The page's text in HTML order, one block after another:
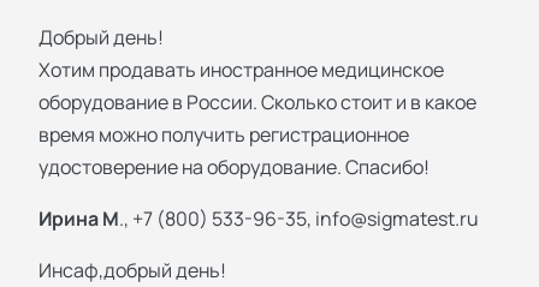
Добрый день!
Хотим продавать иностранное медицинское
оборудование в России. Сколько стоит и в какое
время можно получить регистрационное
удостоверение на оборудование. Спасибо!
Ирина М., +7 (800) 533-96-35, info@sigmatest.ru
Инсаф,добрый день!